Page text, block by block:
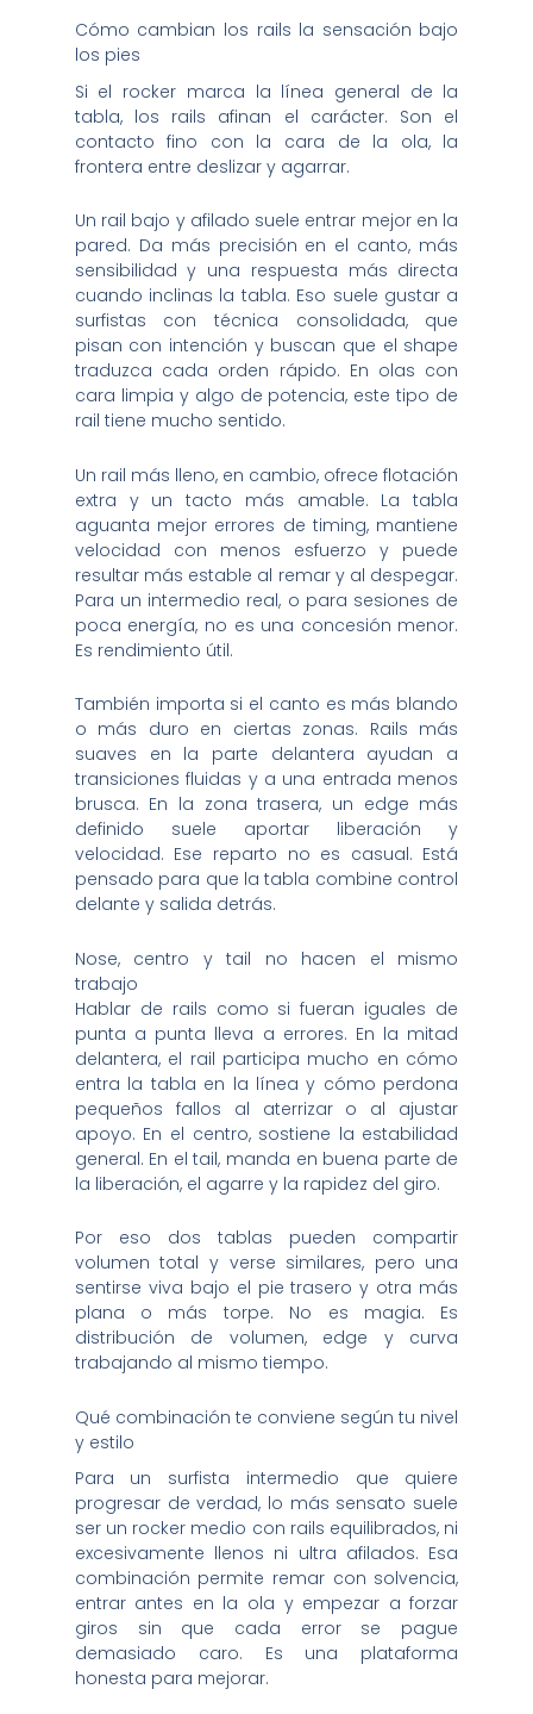
Cómo cambian los rails la sensación bajo
los pies
Si el rocker marca la línea general de la
tabla, los rails afinan el carácter. Son el
contacto fino con la cara de la ola, la
frontera entre deslizar y agarrar.
Un rail bajo y afilado suele entrar mejor en la
pared. Da más precisión en el canto, más
sensibilidad y una respuesta más directa
cuando inclinas la tabla. Eso suele gustar a
surfistas con técnica consolidada, que
pisan con intención y buscan que el shape
traduzca cada orden rápido. En olas con
cara limpia y algo de potencia, este tipo de
rail tiene mucho sentido.
Un rail más lleno, en cambio, ofrece flotación
extra y un tacto más amable. La tabla
aguanta mejor errores de timing, mantiene
velocidad con menos esfuerzo y puede
resultar más estable al remar y al despegar.
Para un intermedio real, o para sesiones de
poca energía, no es una concesión menor.
Es rendimiento útil.
También importa si el canto es más blando
o más duro en ciertas zonas. Rails más
suaves en la parte delantera ayudan a
transiciones fluidas y a una entrada menos
brusca. En la zona trasera, un edge más
definido suele aportar liberación y
velocidad. Ese reparto no es casual. Está
pensado para que la tabla combine control
delante y salida detrás.
Nose, centro y tail no hacen el mismo
trabajo
Hablar de rails como si fueran iguales de
punta a punta lleva a errores. En la mitad
delantera, el rail participa mucho en cómo
entra la tabla en la línea y cómo perdona
pequeños fallos al aterrizar o al ajustar
apoyo. En el centro, sostiene la estabilidad
general. En el tail, manda en buena parte de
la liberación, el agarre y la rapidez del giro.
Por eso dos tablas pueden compartir
volumen total y verse similares, pero una
sentirse viva bajo el pie trasero y otra más
plana o más torpe. No es magia. Es
distribución de volumen, edge y curva
trabajando al mismo tiempo.
Qué combinación te conviene según tu nivel
y estilo
Para un surfista intermedio que quiere
progresar de verdad, lo más sensato suele
ser un rocker medio con rails equilibrados, ni
excesivamente llenos ni ultra afilados. Esa
combinación permite remar con solvencia,
entrar antes en la ola y empezar a forzar
giros sin que cada error se pague
demasiado caro. Es una plataforma
honesta para mejorar.